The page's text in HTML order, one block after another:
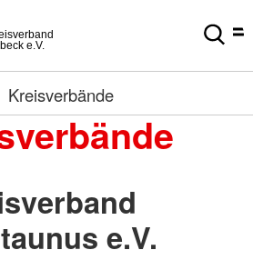
e.V.
Kreisverbände
e.V.